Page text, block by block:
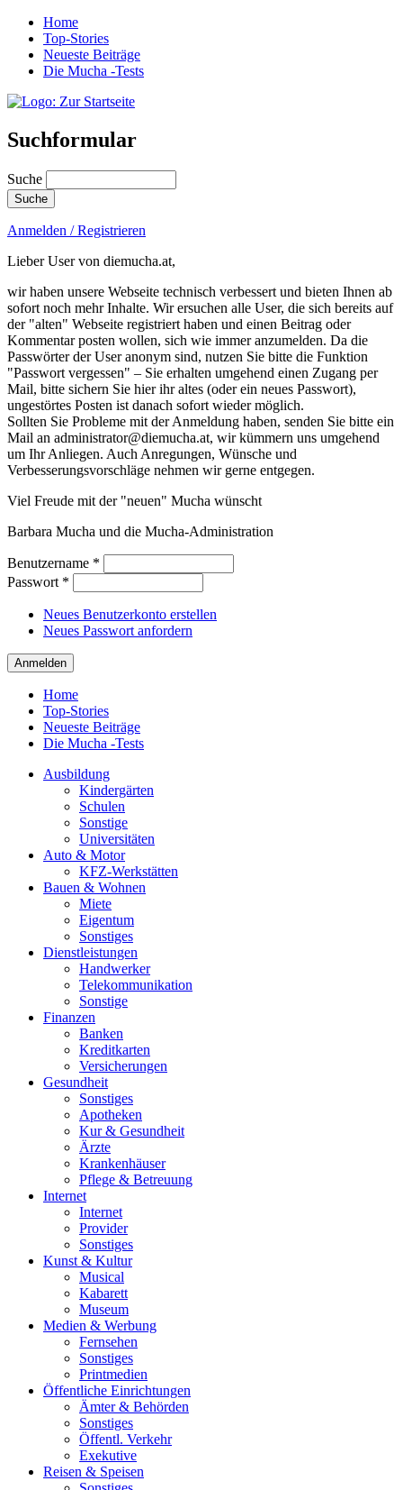
Home
Top-Stories
Neueste Beiträge
Die Mucha -Tests
Suchformular
Suche
Anmelden / Registrieren
Lieber User von diemucha.at,
wir haben unsere Webseite technisch verbessert und bieten Ihnen ab
sofort noch mehr Inhalte. Wir ersuchen alle User, die sich bereits auf
der "alten" Webseite registriert haben und einen Beitrag oder
Kommentar posten wollen, sich wie immer anzumelden. Da die
Passwörter der User anonym sind, nutzen Sie bitte die Funktion
"Passwort vergessen" – Sie erhalten umgehend einen Zugang per
Mail, bitte sichern Sie hier ihr altes (oder ein neues Passwort),
ungestörtes Posten ist danach sofort wieder möglich.
Sollten Sie Probleme mit der Anmeldung haben, senden Sie bitte ein
Mail an administrator@diemucha.at, wir kümmern uns umgehend
um Ihr Anliegen. Auch Anregungen, Wünsche und
Verbesserungsvorschläge nehmen wir gerne entgegen.
Viel Freude mit der "neuen" Mucha wünscht
Barbara Mucha und die Mucha-Administration
Benutzername *
Passwort *
Neues Benutzerkonto erstellen
Neues Passwort anfordern
Home
Top-Stories
Neueste Beiträge
Die Mucha -Tests
Ausbildung
Kindergärten
Schulen
Sonstige
Universitäten
Auto & Motor
KFZ-Werkstätten
Bauen & Wohnen
Miete
Eigentum
Sonstiges
Dienstleistungen
Handwerker
Telekommunikation
Sonstige
Finanzen
Banken
Kreditkarten
Versicherungen
Gesundheit
Sonstiges
Apotheken
Kur & Gesundheit
Ärzte
Krankenhäuser
Pflege & Betreuung
Internet
Internet
Provider
Sonstiges
Kunst & Kultur
Musical
Kabarett
Museum
Medien & Werbung
Fernsehen
Sonstiges
Printmedien
Öffentliche Einrichtungen
Ämter & Behörden
Sonstiges
Öffentl. Verkehr
Exekutive
Reisen & Speisen